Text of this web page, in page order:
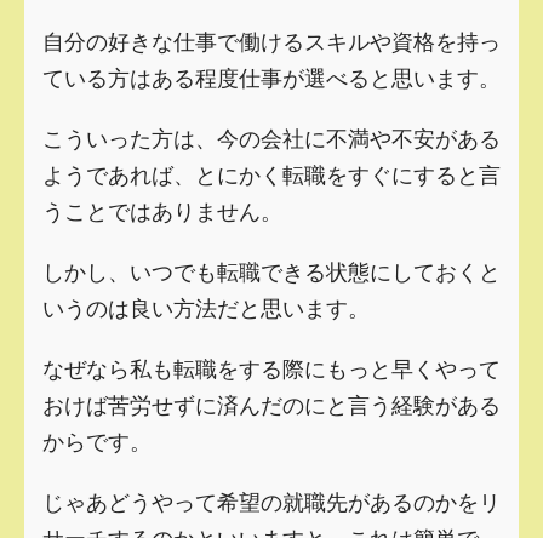
自分の好きな仕事で働けるスキルや資格を持っ
ている方はある程度仕事が選べると思います。
こういった方は、今の会社に不満や不安がある
ようであれば、とにかく転職をすぐにすると言
うことではありません。
しかし、いつでも転職できる状態にしておくと
いうのは良い方法だと思います。
なぜなら私も転職をする際にもっと早くやって
おけば苦労せずに済んだのにと言う経験がある
からです。
じゃあどうやって希望の就職先があるのかをリ